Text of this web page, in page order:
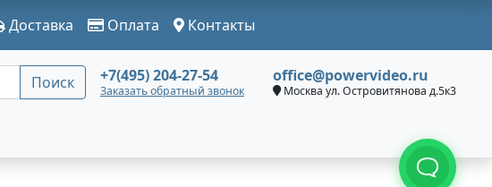
Доставка Оплата Контакты
Поиск +7(495) 204-27-54
Заказать обратный звонок
office@powervideo.ru
Москва ул. Островитянова д.5к3